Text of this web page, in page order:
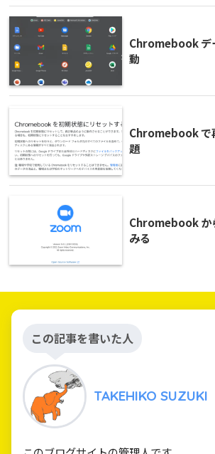
Chromebook デ
動
Chromebook で
題
Chromebook か
みる
この記事を書いた人
TAKEHIKO SUZUKI